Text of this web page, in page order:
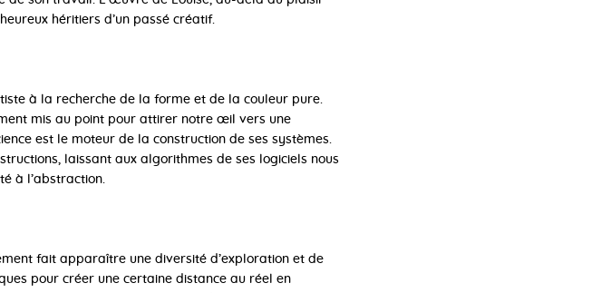
héritiers d’un passé créatif.
à la recherche de la forme et de la couleur pure.
mis au point pour attirer notre œil vers une
est le moteur de la construction de ses systèmes.
laissant aux algorithmes de ses logiciels nous
à l’abstraction.
fait apparaître une diversité d’exploration et de
pour créer une certaine distance au réel en